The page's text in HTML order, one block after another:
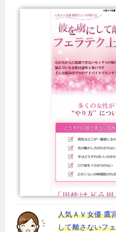
人気ＡＶ女優 鷹
して離さないフ